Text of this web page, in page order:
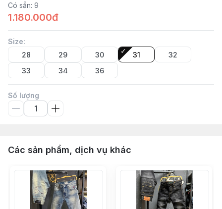
Có sẵn: 9
1.180.000đ
Size:
28
29 30 31
32
33
34 36
Số lượng
Các sản phẩm, dịch vụ khác